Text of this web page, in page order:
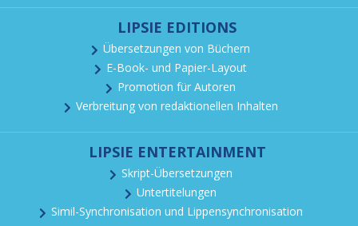
LIPSIE EDITIONS
Übersetzungen von Büchern
E-Book- und Papier-Layout
Promotion für Autoren
Verbreitung von redaktionellen Inhalten
LIPSIE ENTERTAINMENT
Skript-Übersetzungen
Untertitelungen
Simil-Synchronisation und Lippensynchronisation